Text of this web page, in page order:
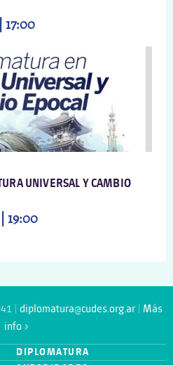
17:00
UNIVERSAL Y CAMBIO
19:00
| diplomatura@cudes.org.ar
Más
info »
DIPLOMATURA